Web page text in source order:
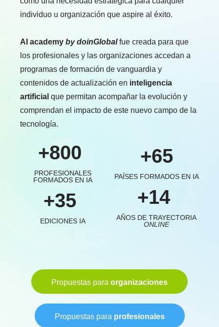
individuo u organización que aspire al éxito.
AI academy by doinGlobal fue creada para que
los profesionales y las organizaciones accedan a
programas de formación de vanguardia y
contenidos de actualización en inteligencia
artificial que permitan acompañar la evolución y
comprendan el impacto de este nuevo campo de la
tecnología.
+800
PROFESIONALES
FORMADOS EN IA
+65
PAÍSES FORMADOS EN IA
+35
EDICIONES IA
+14
AÑOS DE TRAYECTORIA
ONLINE
Propuestas para organizaciones
Propuestas para profesionales